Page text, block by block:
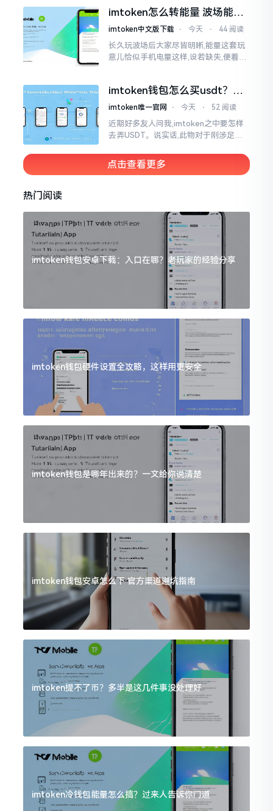
给予支持
imtoken怎么转能量 波场能量
转换教程
imtoken中文版下载 ⋅ 今天 ⋅ 44 阅读
长久玩波场后大家尽皆明晰,能量这套玩
意儿恰似手机电量这样,设若缺失,便着实
imtoken钱包怎么买usdt？老
手教你简单三步搞定
imtoken唯一官网 ⋅ 今天 ⋅ 52 阅读
近期好多友人问我,imtoken之中要怎样
去弄USDT。说实话,此物对于刚涉足币
泰达币,跟美元以1:1挂钩
点击查看更多
热门阅读
imtoken钱包安卓下载：入口在哪？老玩家的经验分享
imtoken钱包硬件设置全攻略，这样用更安全
imtoken钱包是哪年出来的？一文给你说清楚
imtoken钱包安卓怎么下 官方渠道避坑指南
imtoken提不了币？多半是这几件事没处理好
imtoken冷钱包能量怎么搞？过来人告诉你门道